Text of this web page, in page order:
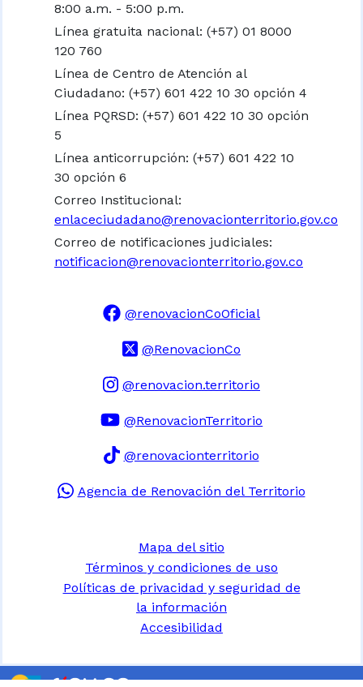
8:00 a.m. - 5:00 p.m.
Línea gratuita nacional: (+57) 01 8000
120 760
Línea de Centro de Atención al
Ciudadano: (+57) 601 422 10 30 opción 4
Línea PQRSD: (+57) 601 422 10 30 opción
5
Línea anticorrupción: (+57) 601 422 10
30 opción 6
Correo Institucional:
enlaceciudadano@renovacionterritorio.gov.co
Correo de notificaciones judiciales:
notificacion@renovacionterritorio.gov.co
@renovacionCoOficial
@RenovacionCo
@renovacion.territorio
@RenovacionTerritorio
@renovacionterritorio
Agencia de Renovación del Territorio
Mapa del sitio
Términos y condiciones de uso
Políticas de privacidad y seguridad de
la información
Accesibilidad